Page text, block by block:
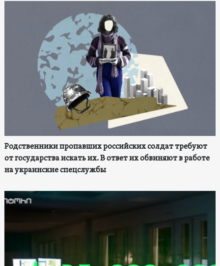
Родственники пропавших российских солдат требуют
от государства искать их. В ответ их обвиняют в работе
на украинские спецслужбы